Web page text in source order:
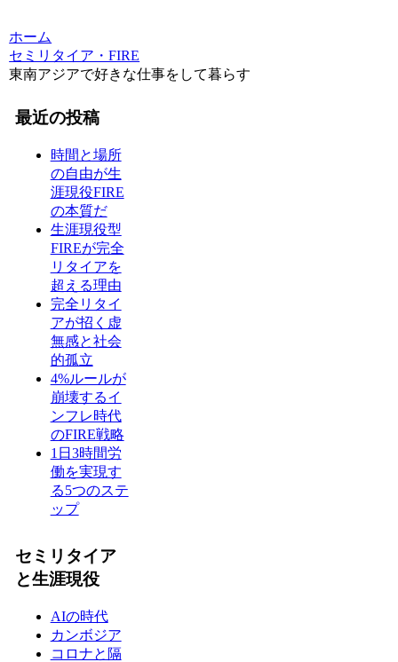
ホーム
セミリタイア・FIRE
東南アジアで好きな仕事をして暮らす
最近の投稿
時間と場所
の自由が生
涯現役FIRE
の本質だ
生涯現役型
FIREが完全
リタイアを
超える理由
完全リタイ
アが招く虚
無感と社会
的孤立
4%ルールが
崩壊するイ
ンフレ時代
のFIRE戦略
1日3時間労
働を実現す
る5つのステ
ップ
セミリタイア
と生涯現役
AIの時代
カンボジア
コロナと隔